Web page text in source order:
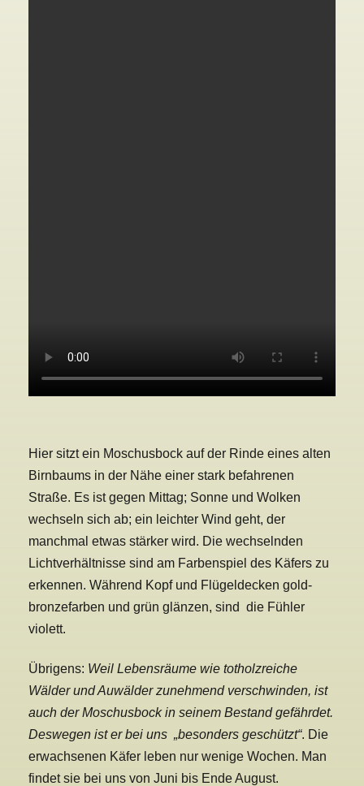
Hier sitzt ein Moschusbock auf der Rinde eines alten
Birnbaums in der Nähe einer stark befahrenen
Straße. Es ist gegen Mittag; Sonne und Wolken
wechseln sich ab; ein leichter Wind geht, der
manchmal etwas stärker wird. Die wechselnden
Lichtverhältnisse sind am Farbenspiel des Käfers zu
erkennen. Während Kopf und Flügeldecken gold-
bronzefarben und grün glänzen, sind die Fühler
violett.
Übrigens: Weil Lebensräume wie totholzreiche
Wälder und Auwälder zunehmend verschwinden, ist
auch der Moschusbock in seinem Bestand gefährdet.
Deswegen ist er bei uns „besonders geschützt“. Die
erwachsenen Käfer leben nur wenige Wochen. Man
findet sie bei uns von Juni bis Ende August.